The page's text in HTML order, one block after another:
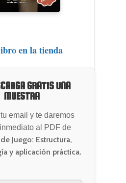
en la tienda
GRATIS UNA
MUESTRA
email y te daremos
al PDF de
Juego: Estructura,
y aplicación práctica.
Fútbol Formativo
Autores
Dónde comprar
América Latina
Blog FDL